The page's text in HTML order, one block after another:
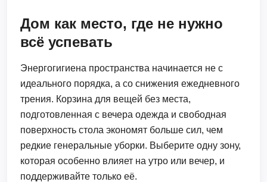
Дом как место, где не нужно
всё успевать
Энергогигиена пространства начинается не с
идеального порядка, а со снижения ежедневного
трения. Корзина для вещей без места,
подготовленная с вечера одежда и свободная
поверхность стола экономят больше сил, чем
редкие генеральные уборки. Выберите одну зону,
которая особенно влияет на утро или вечер, и
поддерживайте только её.